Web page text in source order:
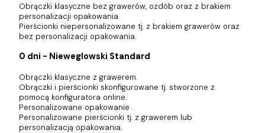
Obrączki klasyczne bez grawerów, ozdób oraz z brakiem
personalizacji opakowania.
Pierścionki niepersonalizowane tj. z brakiem grawerów oraz
bez personalizacji opakowania.
0 dni - Nieweglowski Standard
Obrączki klasyczne z grawerem.
Obrączki i pierścionki skonfigurowane tj. stworzone z
pomocą konfiguratora online.
Personalizowane opakowanie .
Personalizowane pierścionki tj. z grawerem lub
personalizacją opakowania.